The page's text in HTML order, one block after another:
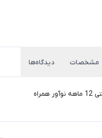
مشخصات دیدگاه‌ها